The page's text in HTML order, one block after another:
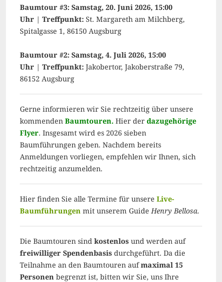
Baumtour #3: Samstag, 20. Juni 2026, 15:00
Uhr | Treffpunkt: St. Margareth am Milchberg,
Spitalgasse 1, 86150 Augsburg
Baumtour #2: Samstag, 4. Juli 2026, 15:00
Uhr | Treffpunkt: Jakobertor, Jakoberstraße 79,
86152 Augsburg
Gerne informieren wir Sie rechtzeitig über unsere
kommenden Baumtouren. Hier der dazugehörige
Flyer. Insgesamt wird es 2026 sieben
Baumführungen geben. Nachdem bereits
Anmeldungen vorliegen, empfehlen wir Ihnen, sich
rechtzeitig anzumelden.
Hier finden Sie alle Termine für unsere Live-
Baumführungen mit unserem GuideHenry Bellosa.
Die Baumtouren sind kostenlos und werden auf
freiwilliger Spendenbasis durchgeführt. Da die
Teilnahme an den Baumtouren aufmaximal 15
Personen begrenzt ist, bitten wir Sie, uns Ihre